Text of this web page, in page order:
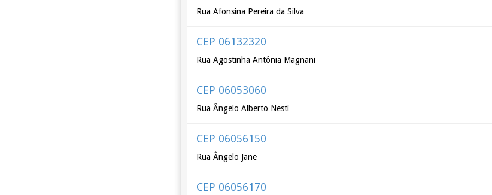
Rua Afonsina Pereira da Silva
CEP 06132320
Rua Agostinha Antônia Magnani
CEP 06053060
Rua Ângelo Alberto Nesti
CEP 06056150
Rua Ângelo Jane
CEP 06056170